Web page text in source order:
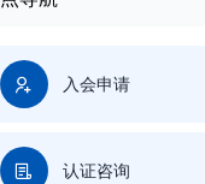
入会申请
认证咨询